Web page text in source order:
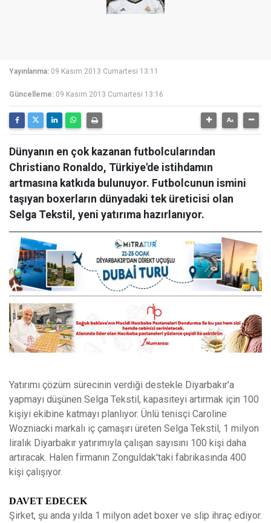
Yayınlanma: 09 Kasım 2013 Cumartesi 13:11
Güncelleme: 09 Kasım 2013 Cumartesi 13:16
Dünyanın en çok kazanan futbolcularından
Christiano Ronaldo, Türkiye'de istihdamın
artmasına katkıda bulunuyor. Futbolcunun ismini
taşıyan boxerların dünyadaki tek üreticisi olan
Selga Tekstil, yeni yatırıma hazırlanıyor.
Yatırımı çözüm sürecinin verdiği destekle Diyarbakır'a
yapmayı düşünen Selga Tekstil, kapasiteyi artırmak için 100
kişiyi ekibine katmayı planlıyor. Ünlü tenisçi Caroline
Wozniacki markalı iç çamaşırı üreten Selga Tekstil, 1 milyon
liralık Diyarbakır yatırımıyla çalışan sayısını 100 kişi daha
artıracak. Halen firmanın Zonguldak'taki fabrikasında 400
kişi çalışıyor.
DAVET EDECEK
Şirket, şu anda yılda 1 milyon adet boxer ve slip ihraç ediyor.